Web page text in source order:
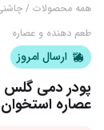
همه محصولات /
طعم دهنده و عصاره
ارسال امروز
عصاره